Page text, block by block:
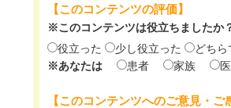
【このコンテンツの評価】
※このコンテンツは役立ちましたか
役立った
少し役立った どち
※あなたは
患者 家族
【このコンテンツへのご意見・ご